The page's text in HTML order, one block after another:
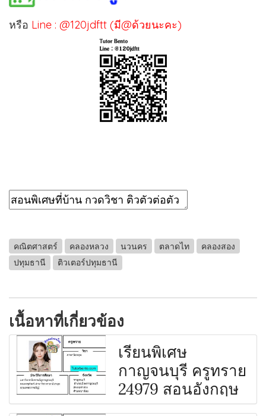
หรือ Line : @120jdftt (มี@ด้วยนะคะ)
คณิตศาสตร์ คลองหลวง นวนคร ตลาดไท
คลองสอง
ปทุมธานี
ติวเตอร์ปทุมธานี
เนื้อหาที่เกี่ยวข้อง
เรียนพิเศษ
กาญจนบุรี ครูทราย
24979 สอนอังกฤษ